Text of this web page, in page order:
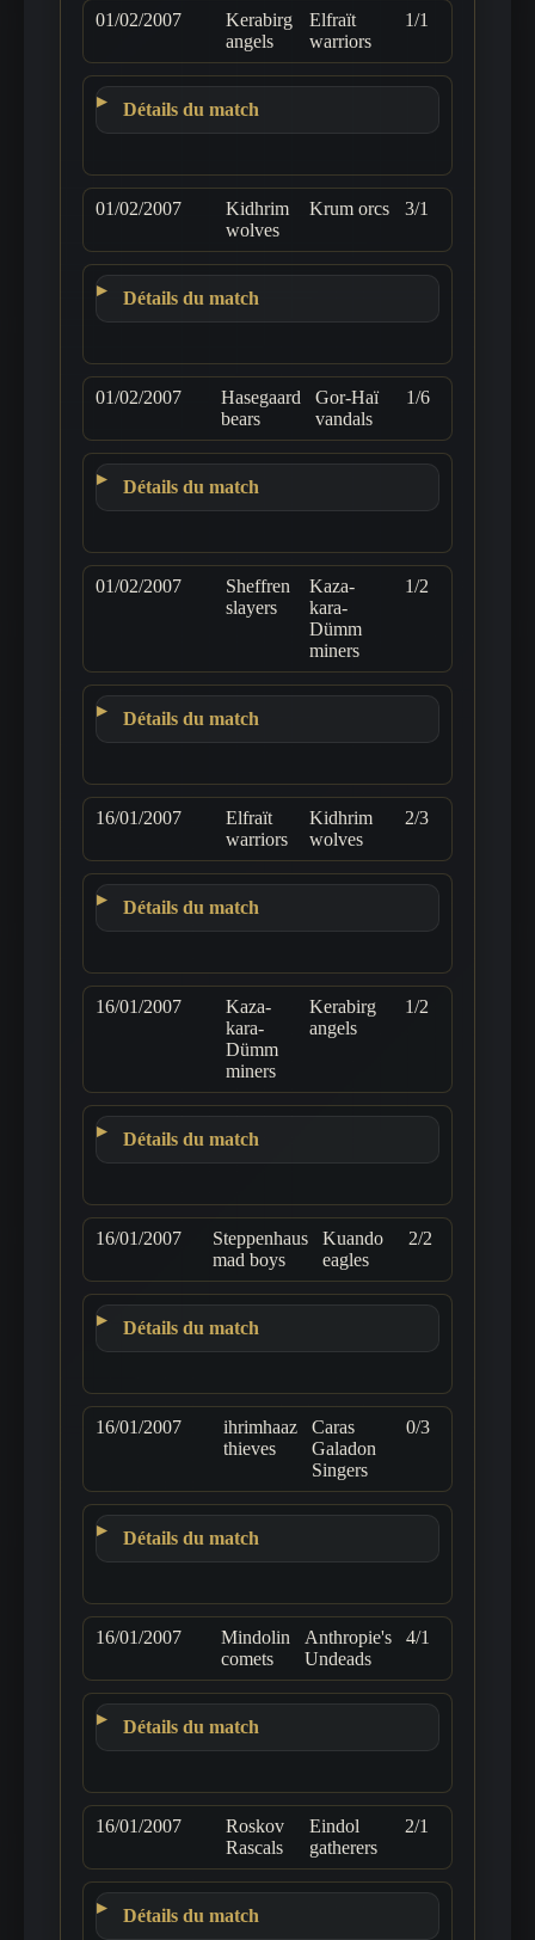
01/02/2007
Kerabirg
angels
Elfraït
warriors
1/1
Détails du match
01/02/2007
Kidhrim
wolves
Krum orcs 3/1
Détails du match
01/02/2007
Hasegaard
bears
Gor-Haï
vandals
1/6
Détails du match
01/02/2007
Sheffren
slayers
Kaza-
kara-
Dümm
miners
1/2
Détails du match
16/01/2007
Elfraït
warriors
Kidhrim
wolves
2/3
Détails du match
16/01/2007
Kaza-
kara-
Dümm
miners
Kerabirg
angels
1/2
Détails du match
16/01/2007
Steppenhaus
mad boys
Kuando
eagles
2/2
Détails du match
16/01/2007
ihrimhaaz
thieves
Caras
Galadon
Singers
0/3
Détails du match
16/01/2007
Mindolin
comets
Anthropie's
Undeads
4/1
Détails du match
16/01/2007
Roskov
Rascals
Eindol
gatherers
2/1
Détails du match